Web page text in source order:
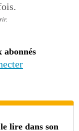
abonnés
lire dans son